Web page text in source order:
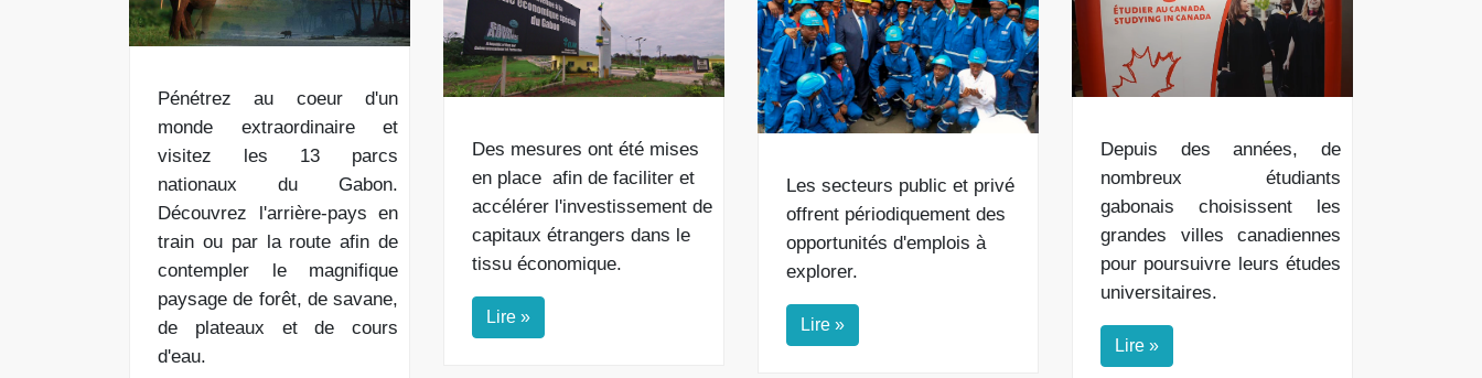
Pénétrez au coeur d'un
monde extraordinaire et
visitez les 13 parcs
nationaux du Gabon.
Découvrez l'arrière-pays en
train ou par la route afin de
contempler le magnifique
paysage de forêt, de savane,
de plateaux et de cours
d'eau.
Des mesures ont été mises
en place afin de faciliter et
accélérer l'investissement de
capitaux étrangers dans le
tissu économique.
Lire »
Les secteurs public et privé
offrent périodiquement des
opportunités d'emplois à
explorer.
Lire »
Depuis des années, de
nombreux étudiants
gabonais choisissent les
grandes villes canadiennes
pour poursuivre leurs études
universitaires.
Lire »